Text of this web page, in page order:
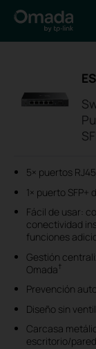
5× puertos
1× puerto SFP+
Fácil de usar:
conectividad
funciones
Gestión
Omada†
Prevención
Diseño sin
Carcasa
escritorio/pared